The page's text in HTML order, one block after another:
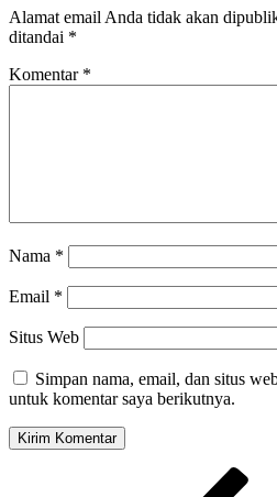
Alamat email Anda tidak akan
ditandai *
Komentar *
Nama *
Email *
Situs Web
Simpan nama, email, dan situs
untuk komentar saya berikutnya.